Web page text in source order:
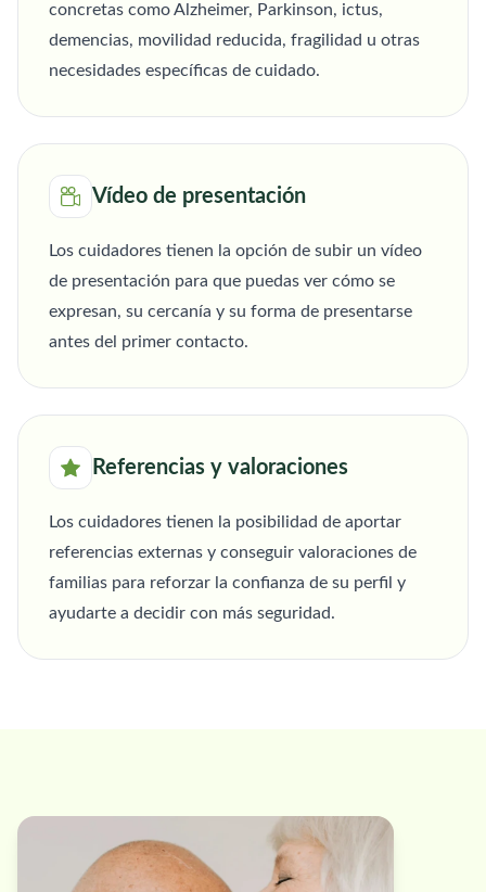
concretas como Alzheimer, Parkinson, ictus,
demencias, movilidad reducida, fragilidad u otras
necesidades específicas de cuidado.
Vídeo de presentación
Los cuidadores tienen la opción de subir un vídeo
de presentación para que puedas ver cómo se
expresan, su cercanía y su forma de presentarse
antes del primer contacto.
Referencias y valoraciones
Los cuidadores tienen la posibilidad de aportar
referencias externas y conseguir valoraciones de
familias para reforzar la confianza de su perfil y
ayudarte a decidir con más seguridad.